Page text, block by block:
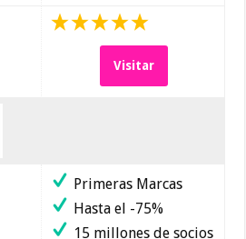
Visitar
Primeras Marcas
Hasta el -75%
15 millones de socios